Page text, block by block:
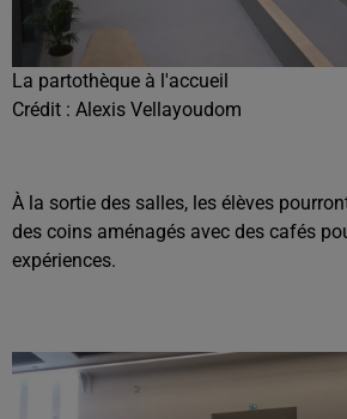
La partothèque à l'accueil
Crédit : Alexis Vellayoudom
À la sortie des salles, les élèves
des coins aménagés avec des cafés
expériences.